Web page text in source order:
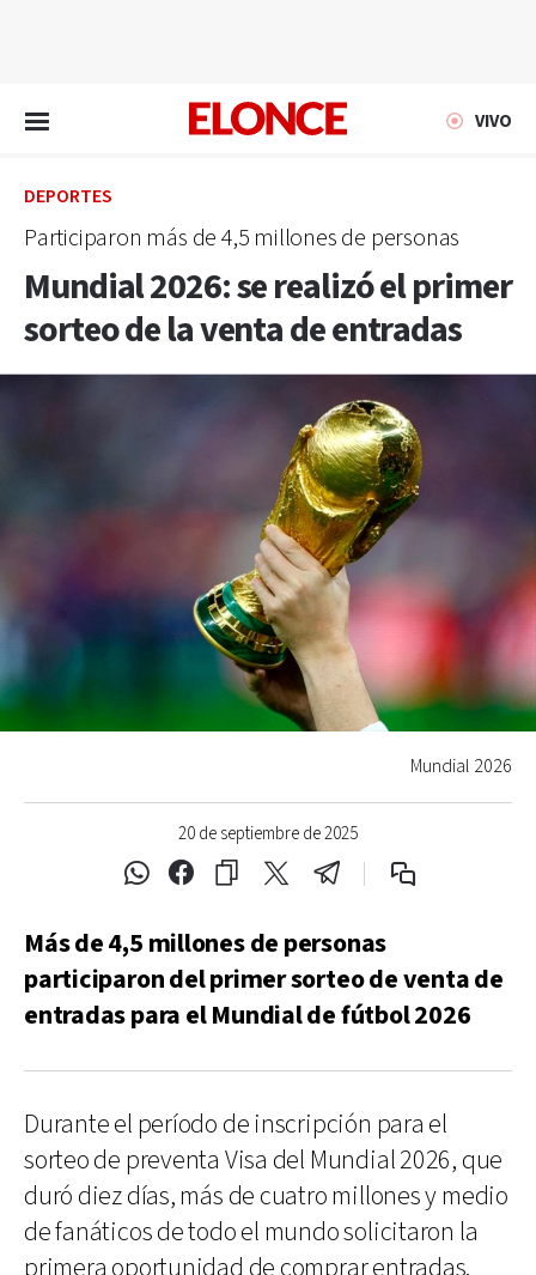
VIVO
DEPORTES
Participaron más de 4,5 millones de personas
Mundial 2026: se realizó el primer
sorteo de la venta de entradas
20 de septiembre de 2025
Mundial 2026
Más de 4,5 millones de personas
participaron del primer sorteo de venta de
entradas para el Mundial de fútbol 2026
Durante el período de inscripción para el
sorteo de preventa Visa del Mundial 2026, que
duró diez días, más de cuatro millones y medio
de fanáticos de todo el mundo solicitaron la
primera oportunidad de comprar entradas.